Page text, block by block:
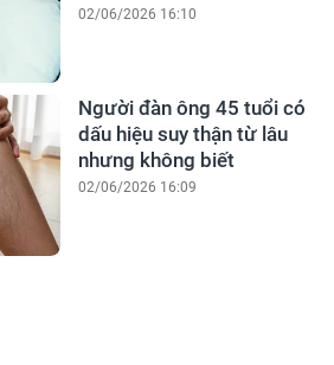
02/06/2026 16:10
Người đàn ông 45 tuổi có
dấu hiệu suy thận từ lâu
nhưng không biết
02/06/2026 16:09